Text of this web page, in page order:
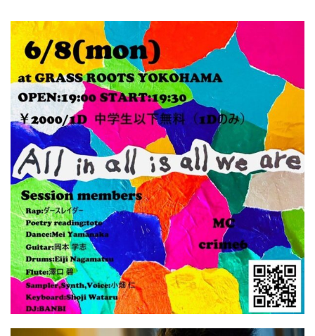
ー
ツ
–
YOKOHAMA
Grassroots
–
ら
徒
歩
約
3
分・
鶴
屋
町
に
あ
る
ダ
イ